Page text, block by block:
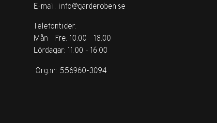
E-mail. info@garderoben.se
Telefontider:
Mån - Fre: 10.00 - 18.00
Lördagar: 11.00 - 16.00
Org.nr: 556960-3094